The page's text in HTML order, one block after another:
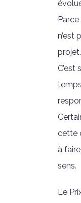
n’est
projet.
C’est
cette
à
sens.
Le